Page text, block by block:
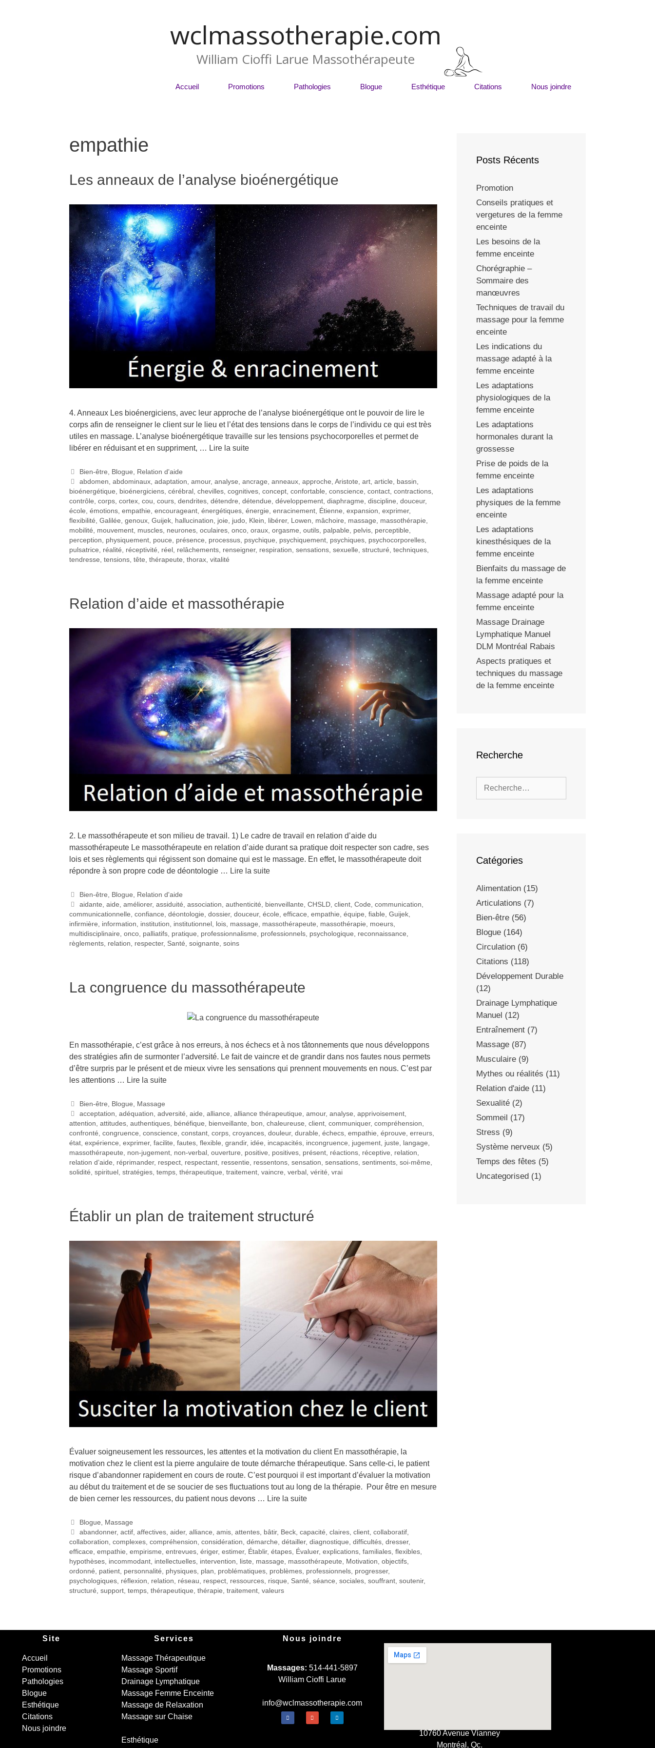
wclmassotherapie.com
William Cioffi Larue Massothérapeute
Accueil Promotions Pathologies Blogue Esthétique Citations Nous joindre
empathie
Les anneaux de l’analyse bioénergétique
4. Anneaux Les bioénergiciens, avec leur approche de l’analyse bioénergétique ont le pouvoir de lire le
corps afin de renseigner le client sur le lieu et l’état des tensions dans le corps de l’individu ce qui est très
utiles en massage. L’analyse bioénergétique travaille sur les tensions psychocorporelles et permet de
libérer en réduisant et en suppriment, … Lire la suite
Bien-être, Blogue, Relation d'aide
abdomen,abdominaux,adaptation,amour,analyse,ancrage,anneaux,approche,Aristote,art,article, bassin,
bioénergétique, bioénergiciens, cérébral , chevilles, cognitives, concept, confortable, conscience, contact, contractions,
contrôle, corps, cortex, cou, cours, dendrites, détendre, détendue, développement, diaphragme, discipline, douceur,
école, émotions, empathie, encourageant, énergétiques, énergie, enracinement, Étienne, expansion, exprimer,
flexibilité, Galilée, genoux, Guijek, hallucination, joie, judo, Klein, libérer, Lowen, mâchoire, massage, massothérapie,
mobilité, mouvement, muscles, neurones, oculaires, onco, oraux, orgasme, outils, palpable, pelvis, perceptible,
perception, physiquement, pouce, présence, processus, psychique, psychiquement, psychiques, psychocorporelles,
pulsatrice, réalité, réceptivité, réel , relâchements, renseigner, respiration, sensations, sexuelle, structuré, techniques,
tendresse, tensions, tête, thérapeute, thorax, vitalité
Relation d’aide et massothérapie
2. Le massothérapeute et son milieu de travail. 1) Le cadre de travail en relation d’aide du
massothérapeute Le massothérapeute en relation d’aide durant sa pratique doit respecter son cadre, ses
lois et ses règlements qui régissent son domaine qui est le massage. En effet, le massothérapeute doit
répondre à son propre code de déontologie … Lire la suite
Bien-être, Blogue, Relation d'aide
aidante,aide,améliorer,assiduité,association,authenticité, bienveillante,CHSLD,client,Code,communication,
communicationnelle, confiance, déontologie, dossier, douceur, école, efficace, empathie, équipe, fiable, Guijek,
infirmière, information, institution, institutionnel , lois, massage, massothérapeute, massothérapie, moeurs,
multidisciplinaire, onco, palliatifs, pratique, professionnalisme, professionnels, psychologique, reconnaissance,
règlements, relation, respecter, Santé, soignante, soins
La congruence du massothérapeute
En massothérapie, c’est grâce à nos erreurs, à nos échecs et à nos tâtonnements que nous développons
des stratégies afin de surmonter l’adversité. Le fait de vaincre et de grandir dans nos fautes nous permets
d’être surpris par le présent et de mieux vivre les sensations qui prennent mouvements en nous. C’est par
les attentions … Lire la suite
Bien-être, Blogue, Massage
acceptation,adéquation,adversité,aide,alliance,alliance thérapeutique,amour,analyse,apprivoisement,
attention, attitudes, authentiques, bénéfique, bienveillante, bon, chaleureuse, client, communiquer, compréhension,
confronté, congruence, conscience, constant, corps, croyances, douleur, durable, échecs, empathie, éprouve, erreurs,
état, expérience, exprimer, facilite, fautes, flexible, grandir, idée, incapacités, incongruence, jugement, juste, langage,
massothérapeute, non-jugement, non-verbal , ouverture, positive, positives, présent, réactions, réceptive, relation,
relation d’aide, réprimander, respect, respectant, ressentie, ressentons, sensation, sensations, sentiments, soi-même,
solidité, spirituel , stratégies, temps, thérapeutique, traitement, vaincre, verbal , vérité, vrai
Établir un plan de traitement structuré
Évaluer soigneusement les ressources, les attentes et la motivation du client En massothérapie, la
motivation chez le client est la pierre angulaire de toute démarche thérapeutique. Sans celle-ci, le patient
risque d’abandonner rapidement en cours de route. C’est pourquoi il est important d’évaluer la motivation
au début du traitement et de se soucier de ses fluctuations tout au long de la thérapie. Pour être en mesure
de bien cerner les ressources, du patient nous devons … Lire la suite
Blogue
Massage
abandonner,actif ,affectives ,aider,alliance ,amis ,attentes bâtir, Beck ,capacité ,claires ,client ,collaboratif
collaboration complexes compréhension considération démarche détailler, diagnostique difficultés dresser,
efficace empathie empirisme entrevues ériger, estimer, Établir, étapes Évaluer, explications familiales flexibles
hypothèses incommodant intellectuelles intervention liste massage massothérapeute Motivation objectifs
ordonné
patient personnalité physiques plan problématiques problèmes professionnels progresser,
psychologiques réflexion relation réseau respect ressources risque Santé séance sociales souffrant soutenir,
structuré support temps thérapeutique thérapie traitement valeurs
Posts Récents
Promotion
Conseils pratiques et
vergetures de la femme
enceinte
Les besoins de la
femme enceinte
Chorégraphie –
Sommaire des
manœuvres
Techniques de travail du
massage pour la femme
enceinte
Les indications du
massage adapté à la
femme enceinte
Les adaptations
physiologiques de la
femme enceinte
Les adaptations
hormonales durant la
grossesse
Prise de poids de la
femme enceinte
Les adaptations
physiques de la femme
enceinte
Les adaptations
kinesthésiques de la
femme enceinte
Bienfaits du massage de
la femme enceinte
Massage adapté pour la
femme enceinte
Massage Drainage
Lymphatique Manuel
DLM Montréal Rabais
Aspects pratiques et
techniques du massage
de la femme enceinte
Recherche
Catégories
Alimentation (15)
Articulations (7)
Bien-être (56)
Blogue (164)
Circulation (6)
Citations (118)
Développement Durable
(12)
Drainage Lymphatique
Manuel (12)
Entraînement (7)
Massage (87)
Musculaire (9)
Mythes ou réalités (11)
Relation d'aide (11)
Sexualité (2)
Sommeil (17)
Stress (9)
Système nerveux (5)
Temps des fêtes (5)
Uncategorised (1)
Site
Accueil
Promotions
Pathologies
Blogue
Esthétique
Citations
Nous joindre
Services
Massage Thérapeutique
Massage Sportif
Drainage Lymphatique
Massage Femme Enceinte
Massage de Relaxation
Massage sur Chaise
Esthétique
Nous joindre
Massages: 514-441-5897
William Cioffi Larue
info@wclmassotherapie.com
10760 Avenue Vianney
Montréal, Qc.